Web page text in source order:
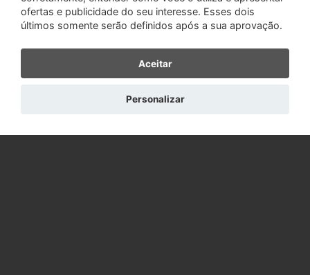
ofertas e publicidade do seu interesse. Esses dois
últimos somente serão definidos após a sua aprovação.
Aceitar
Personalizar